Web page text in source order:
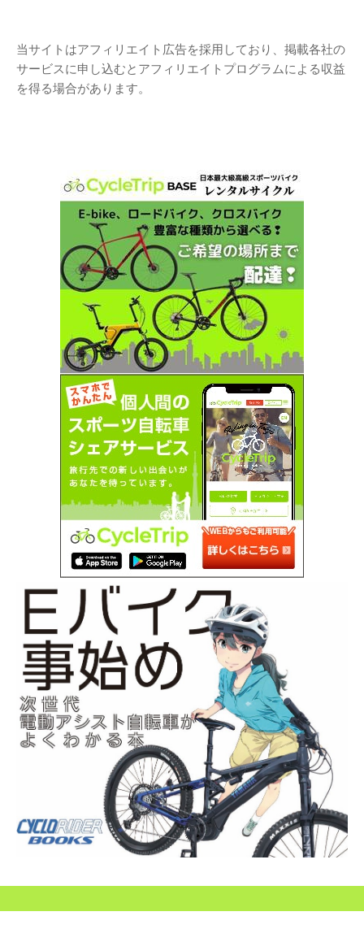
当サイトはアフィリエイト広告を採用しており、掲載各社の
サービスに申し込むとアフィリエイトプログラムによる収益
を得る場合があります。